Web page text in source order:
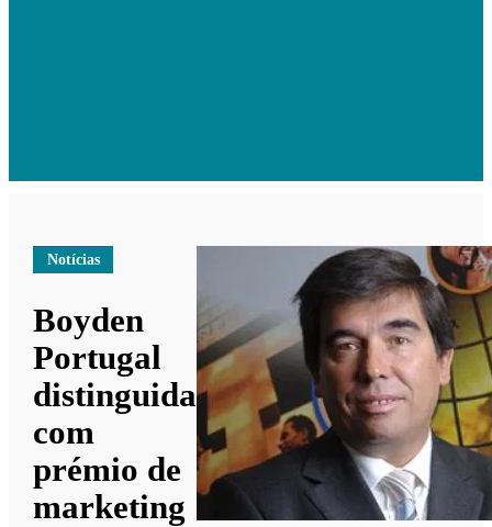
Notícias
Boyden
Portugal
distinguida
com
prémio de
marketing